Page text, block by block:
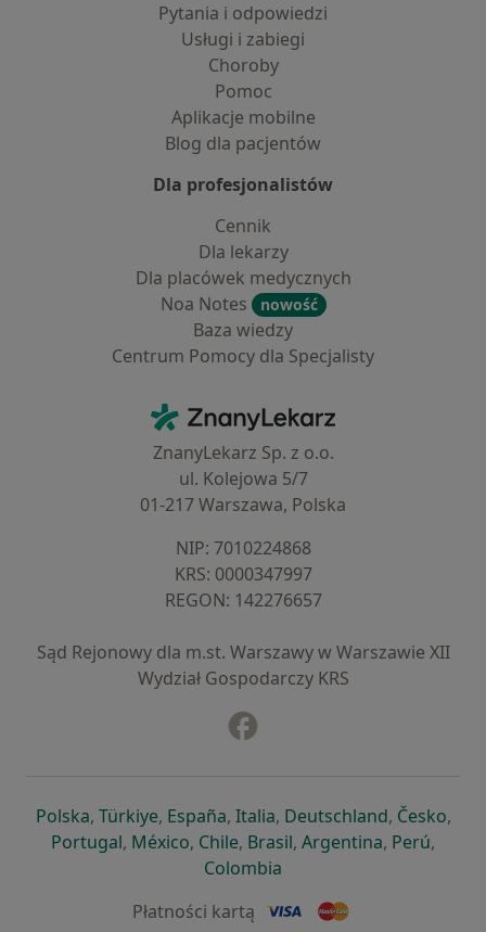
Pytania i odpowiedzi
Usługi i zabiegi
Choroby
Pomoc
Aplikacje mobilne
Blog dla pacjentów
Dla profesjonalistów
Cennik
Dla lekarzy
Dla placówek medycznych
Noa Notes
nowość
Baza wiedzy
Centrum Pomocy dla Specjalisty
ZnanyLekarz - Strona główna
ZnanyLekarz Sp. z o.o.
ul. Kolejowa 5/7
01-217 Warszawa, Polska
NIP: ⁠7010224868
KRS: ⁠0000347997
REGON: ⁠142276657
Sąd Rejonowy dla m.st. Warszawy w Warszawie XII
Wydział Gospodarczy KRS
Polskaotwiera się w nowej karcie
, Türkiyeotwiera się w nowej karcie
, Españaotwiera się w nowej karcie
, Italiaotwiera się w nowej
, Deutschlandotwiera się
, Česko,
Portugalotwiera się w nowej karcie
, Méxicootwiera się w nowej karcie
, Chileotwiera się w nowej karcie
, Brasilotwiera się w nowej
, Argentinaotwiera się
, Perú,
Colombia
Płatności kartą